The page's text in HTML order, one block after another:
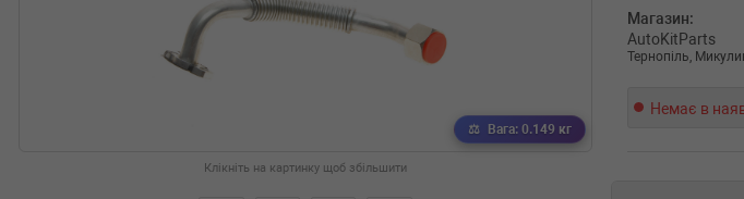
Вага: 0.149 кг
Клікніть на картинку щоб збільшити
Магазин:
AutoKitParts
Тернопіль,
Немає в